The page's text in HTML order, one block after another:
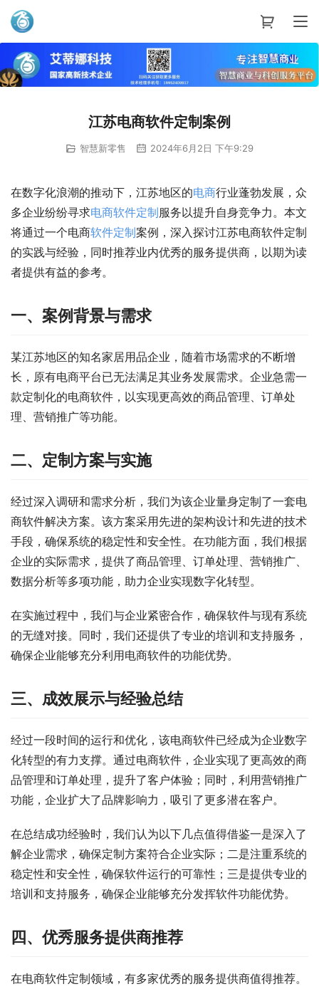
艾蒂娜科技
江苏电商软件定制案例
智慧新零售 2024年6月2日 下午9:29
在数字化浪潮的推动下，江苏地区的电商行业蓬勃发展，众
多企业纷纷寻求电商软件定制服务以提升自身竞争力。本文
将通过一个电商软件定制案例，深入探讨江苏电商软件定制
的实践与经验，同时推荐业内优秀的服务提供商，以期为读
者提供有益的参考。
一、案例背景与需求
某江苏地区的知名家居用品企业，随着市场需求的不断增
长，原有电商平台已无法满足其业务发展需求。企业急需一
款定制化的电商软件，以实现更高效的商品管理、订单处
理、营销推广等功能。
二、定制方案与实施
经过深入调研和需求分析，我们为该企业量身定制了一套电
商软件解决方案。该方案采用先进的架构设计和先进的技术
手段，确保系统的稳定性和安全性。在功能方面，我们根据
企业的实际需求，提供了商品管理、订单处理、营销推广、
数据分析等多项功能，助力企业实现数字化转型。
在实施过程中，我们与企业紧密合作，确保软件与现有系统
的无缝对接。同时，我们还提供了专业的培训和支持服务，
确保企业能够充分利用电商软件的功能优势。
三、成效展示与经验总结
经过一段时间的运行和优化，该电商软件已经成为企业数字
化转型的有力支撑。通过电商软件，企业实现了更高效的商
品管理和订单处理，提升了客户体验；同时，利用营销推广
功能，企业扩大了品牌影响力，吸引了更多潜在客户。
在总结成功经验时，我们认为以下几点值得借鉴一是深入了
解企业需求，确保定制方案符合企业实际；二是注重系统的
稳定性和安全性，确保软件运行的可靠性；三是提供专业的
培训和支持服务，确保企业能够充分发挥软件功能优势。
四、优秀服务提供商推荐
在电商软件定制领域，有多家优秀的服务提供商值得推荐。